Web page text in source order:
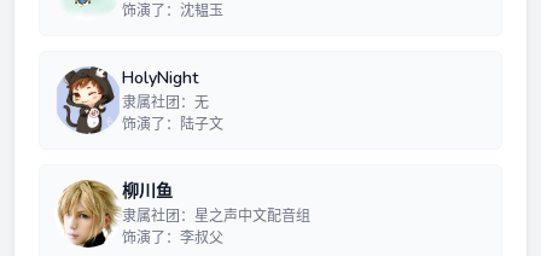
饰演了：沈韫玉
HolyNight
隶属社团：无
饰演了：陆子文
柳川鱼
隶属社团：星之声中文配音组
饰演了：李叔父